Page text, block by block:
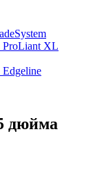
ProLiant XL
дюйма